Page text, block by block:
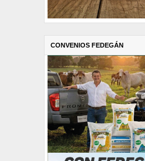
CONVENIOS FEDEGÁN